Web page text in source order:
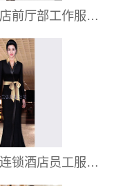
青岛酒店前厅部工作服定制｜星级酒店前台礼服套装价格
沧州市连锁酒店员工服装定做,沧州宾馆会所工服款式订制